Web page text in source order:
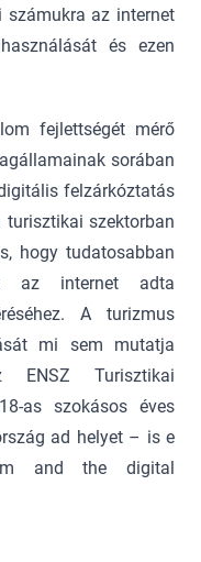
számukra az internet
és ezen
fejlettségét mérő
sorában
felzárkóztatás
turisztikai szektorban
hogy tudatosabban
az internet adta
A turizmus
mi sem mutatja
Turisztikai
as szokásos éves
ad helyet – is e
and the digital